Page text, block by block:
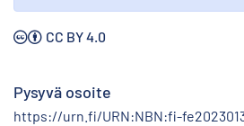
CC BY 4.0
Pysyvä osoite
https://urn.fi/URN:NBN:fi-